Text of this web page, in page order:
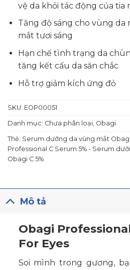
vệ da khỏi tác động của tia
Tăng độ sáng cho vùng da
mắt tươi sáng
Hạn chế tình trạng da
tăng kết cấu da săn chắc
Hỗ trợ giảm kích ứng đỏ
SKU: EOP00051
Danh mục: Chưa phân loại, Obagi
Thẻ: Serum dưỡng da vùng mắt
Professional C Serum 5% - Serum
Obagi C 5%
Mô tả
Obagi
For Eyes
Soi mình trong gương,